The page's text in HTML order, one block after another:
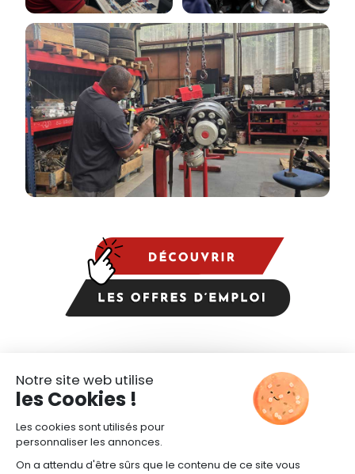
CANDIDATURE SPONTANÉE